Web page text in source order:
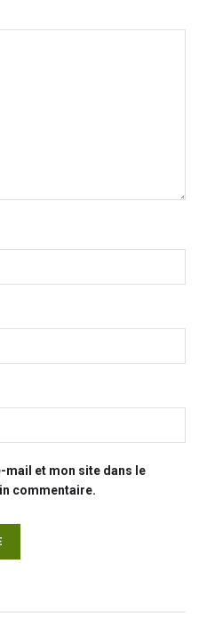
mail et mon site dans le
commentaire.